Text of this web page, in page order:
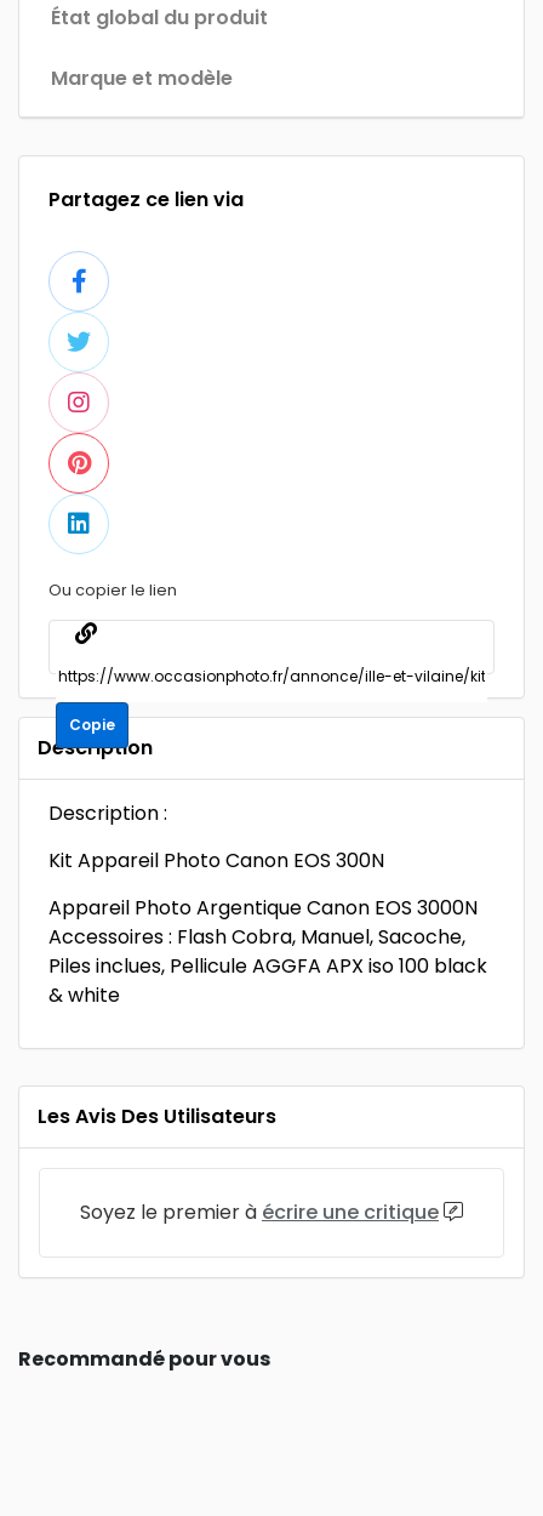
État global du produit
Marque et modèle
Partagez ce lien via
Ou copier le lien
Copie
Description
Description :
Kit Appareil Photo Canon EOS 300N
Appareil Photo Argentique Canon EOS 3000N
Accessoires : Flash Cobra, Manuel, Sacoche,
Piles inclues, Pellicule AGGFA APX iso 100 black
& white
Les Avis Des Utilisateurs
Soyez le premier à écrire une critique
Recommandé pour vous